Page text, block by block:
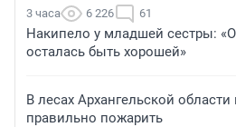
3 часа 6 226 61
Накипело у младшей сестры:
осталась быть хорошей»
В лесах Архангельской
правильно пожарить